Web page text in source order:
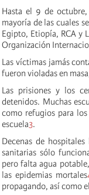
Hasta el 9 de
mayoría de las cuales
Egipto, Etiopía, RCA y
Organización
Las víctimas jamás
fueron violadas en
Las prisiones y los
detenidos. Muchas
como refugios para
escuela3.
Decenas de
sanitarias sólo
pero falta agua
las epidemias mortales
propagando, así como